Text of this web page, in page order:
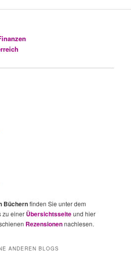
Büchernfinden Sie unter dem
zu einer Übersichtsseiteund hier
Rezensionennachlesen.
ANDEREN BLOGS